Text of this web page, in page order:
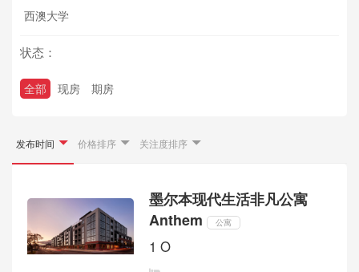
西澳大学
状态：
全部 现房 期房
发布时间 价格排序 关注度排序
墨尔本现代生活非凡公寓
Anthem
公寓
1 O